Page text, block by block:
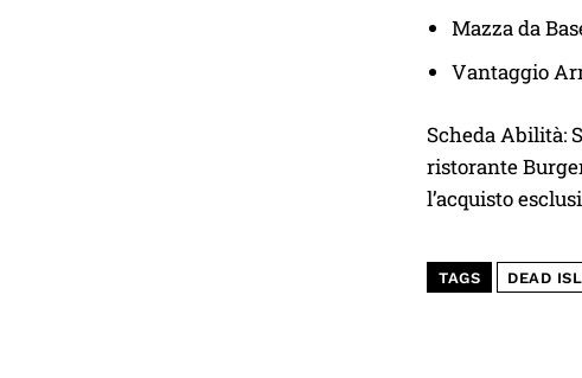
Mazza da
Vantaggio
Scheda Abilità:
ristorante
l’acquisto
TAGS DEAD